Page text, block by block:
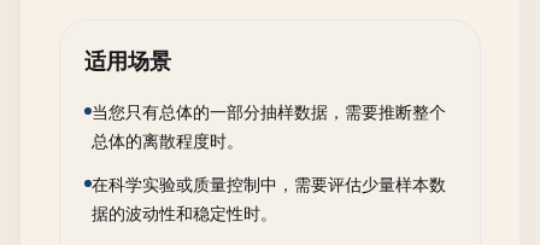
适用场景
当您只有总体的一部分抽样数据，需要推断整个
总体的离散程度时。
在科学实验或质量控制中，需要评估少量样本数
据的波动性和稳定性时。